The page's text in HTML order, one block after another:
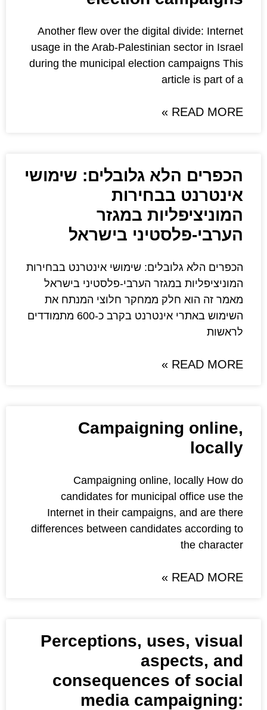
Another flew over the
usage in the Arab-
during the municipal election
גלובלים: שימושי
במגזר
בישראל
שימושי אינטרנט בבחירות
הערבי-פלסטיני בישראל
ממחקר חלוצי המנתח את
השימוש באתרי אינטרנט בקרב כ-600 מתמודדים
Campaigning
candidates for
Internet in their
differences between
Perceptions,
media